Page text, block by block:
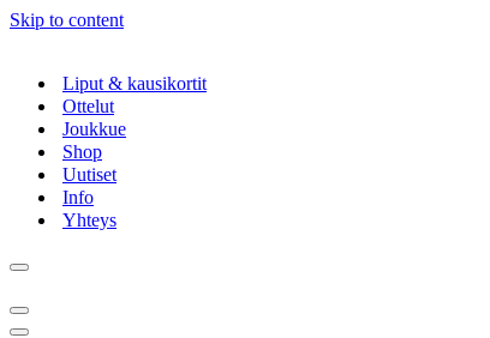
Skip to content
Liput & kausikortit
Ottelut
Joukkue
Shop
Uutiset
Info
Yhteys
Navigation
Navigation